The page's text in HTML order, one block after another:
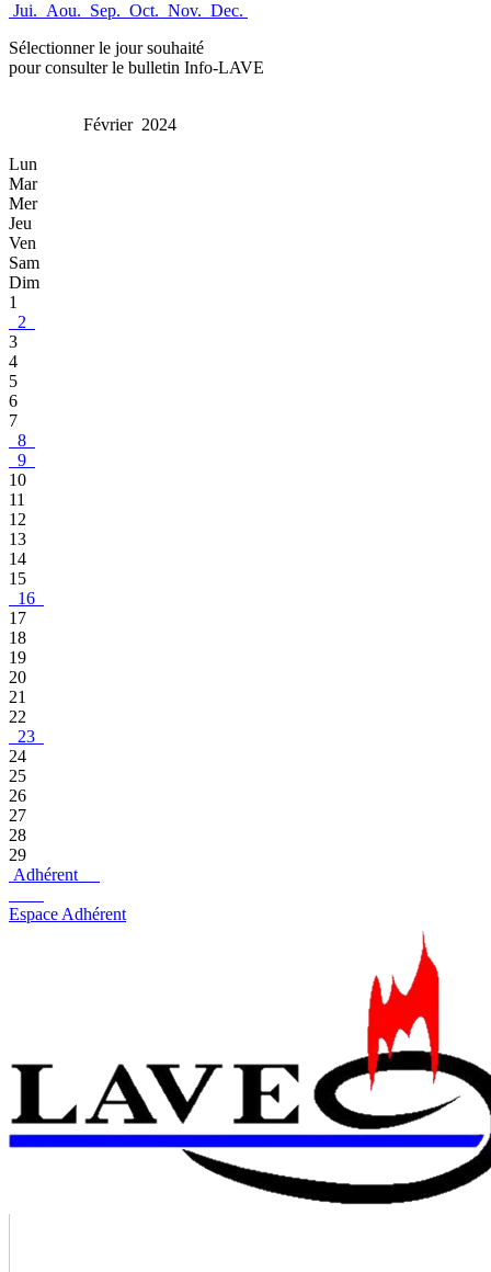
Jui. Aou. Sep. Oct. Nov. Dec.
Sélectionner le jour souhaité
pour consulter le bulletin Info-LAVE
Février 2024
Lun
Mar
Mer
Jeu
Ven
Sam
Dim
1
2
3
4
5
6
7
8
9
10
11
12
13
14
15
16
17
18
19
20
21
22
23
24
25
26
27
28
29
Adhérent
Espace Adhérent